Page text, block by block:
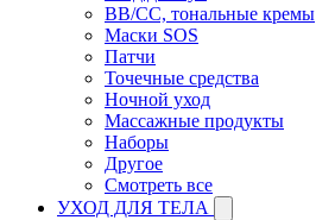
BB/CC, тональные кремы
Маски SOS
Патчи
Точечные средства
Ночной уход
Массажные продукты
Наборы
Другое
Смотреть все
УХОД ДЛЯ ТЕЛА